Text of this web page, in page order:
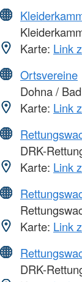
Karte: Link
Ortsvereine
Dohna /
Karte: Link
DRK-
Karte: Link
Karte: Link
DRK-